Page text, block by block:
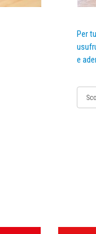
Per
e